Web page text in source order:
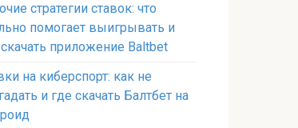
стратегии ставок: что
помогает выигрывать и
приложение Baltbet
на киберспорт: как не
и где скачать Балтбет на